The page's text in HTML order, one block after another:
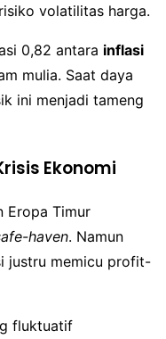
volatilitas harga.
0,82 antara inflasi
mulia. Saat daya
ini menjadi tameng
Ekonomi
Eropa Timur
haven. Namun
justru memicu profit-
fluktuatif